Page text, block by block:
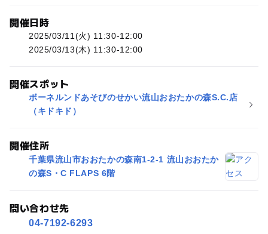
開催日時
2025/03/11(火) 11:30-12:00
2025/03/13(木) 11:30-12:00
開催スポット
ボーネルンドあそびのせかい流山おおたかの森S.C.店
（キドキド）
開催住所
千葉県流山市おおたかの森南1-2-1 流山おおたか
の森S・C FLAPS 6階
問い合わせ先
04-7192-6293